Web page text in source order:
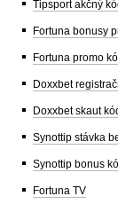
Tipsport akčný
Fortuna bonusy
Fortuna promo
Doxxbet
Doxxbet skaut
Synottip stávka
Synottip bonus
Fortuna TV